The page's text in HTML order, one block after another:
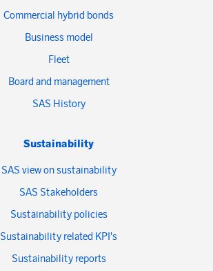
Commercial hybrid bonds
Business model
Fleet
Board and management
SAS History
Sustainability
SAS view on sustainability
SAS Stakeholders
Sustainability policies
Sustainability related KPI's
Sustainability reports